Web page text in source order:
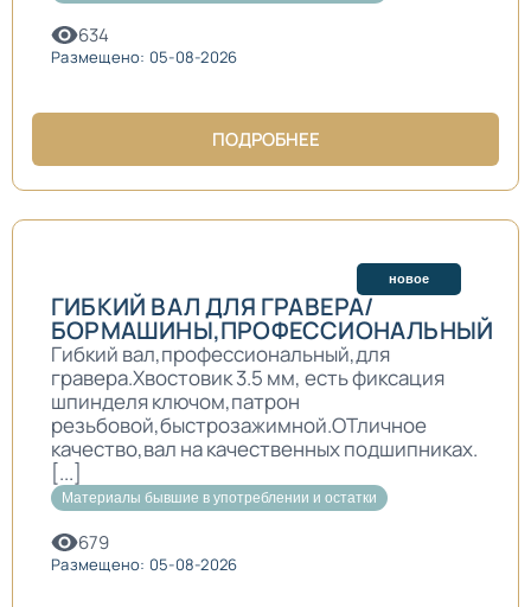
634
Размещено: 05-08-2026
ПОДРОБНЕЕ
новое
ГИБКИЙ ВАЛ ДЛЯ ГРАВЕРА/
БОРМАШИНЫ,ПРОФЕССИОНАЛЬНЫЙ
Гибкий вал,профессиональный,для
гравера.Хвостовик 3.5 мм, есть фиксация
шпинделя ключом,патрон
резьбовой,быстрозажимной.ОТличное
качество,вал на качественных подшипниках.
[...]
Материалы бывшие в употреблении и остатки
679
Размещено: 05-08-2026